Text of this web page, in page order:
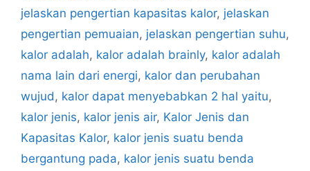
jelaskan pengertian kapasitas kalor, jelaskan
pengertian pemuaian, jelaskan pengertian suhu,
kalor adalah, kalor adalah brainly, kalor adalah
nama lain dari energi, kalor dan perubahan
wujud , kalor dapat menyebabkan 2 hal yaitu,
kalor jenis, kalor jenis air, Kalor Jenis dan
Kapasitas Kalor, kalor jenis suatu benda
bergantung pada, kalor jenis suatu benda